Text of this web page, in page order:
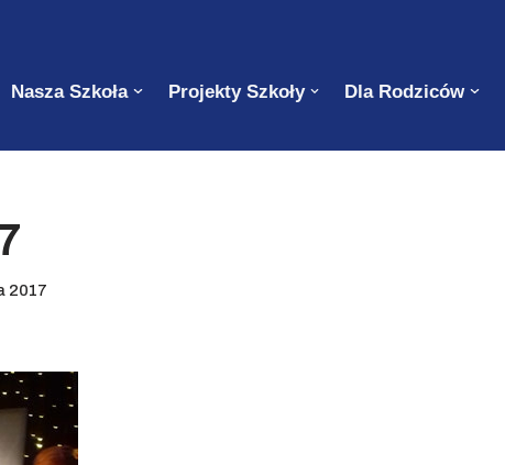
Nasza Szkoła Projekty Szkoły Dla Rodziców
2017